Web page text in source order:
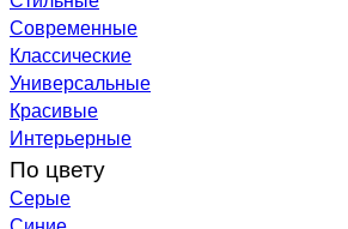
Современные
Классические
Универсальные
Красивые
Интерьерные
По цвету
Серые